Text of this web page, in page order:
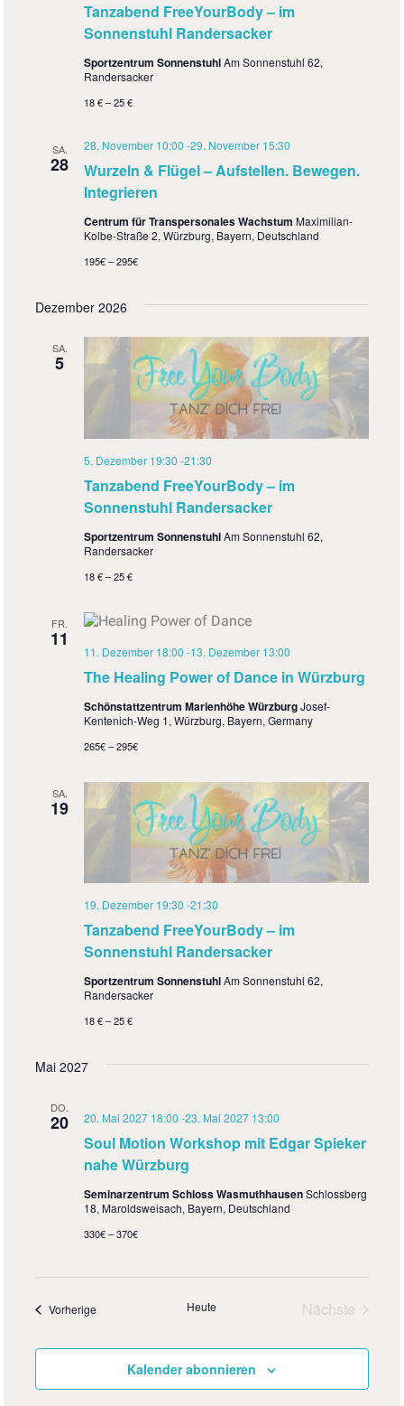
Tanzabend FreeYourBody – im
Sonnenstuhl Randersacker
Sportzentrum SonnenstuhlAm Sonnenstuhl 62,
Randersacker
18 € – 25 €
SA.
28
Wurzeln & Flügel – Aufstellen. Bewegen.
Integrieren
28. November 10:00 -29. November 15:30
Centrum für Transpersonales WachstumMaximilian-
Kolbe-Straße 2, Würzburg, Bayern, Deutschland
195€ – 295€
Dezember 2026
SA.
5
Tanzabend FreeYourBody – im
Sonnenstuhl Randersacker
5. Dezember 19:30 -21:30
Sportzentrum SonnenstuhlAm Sonnenstuhl 62,
Randersacker
18 € – 25 €
FR.
11
The Healing Power of Dance in Würzburg
11. Dezember 18:00 -13. Dezember 13:00
Schönstattzentrum Marienhöhe WürzburgJosef-
Kentenich-Weg 1, Würzburg, Bayern, Germany
265€ – 295€
SA.
19
Tanzabend FreeYourBody – im
Sonnenstuhl Randersacker
19. Dezember 19:30 -21:30
Sportzentrum SonnenstuhlAm Sonnenstuhl 62,
Randersacker
18 € – 25 €
Mai 2027
DO.
20
Soul Motion Workshop mit Edgar Spieker
nahe Würzburg
20. Mai 2027 18:00 -23. Mai 2027 13:00
Seminarzentrum Schloss WasmuthhausenSchlossberg
18, Maroldsweisach, Bayern, Deutschland
330€ – 370€
Vorherige Heute
Nächste
Kalender abonnieren